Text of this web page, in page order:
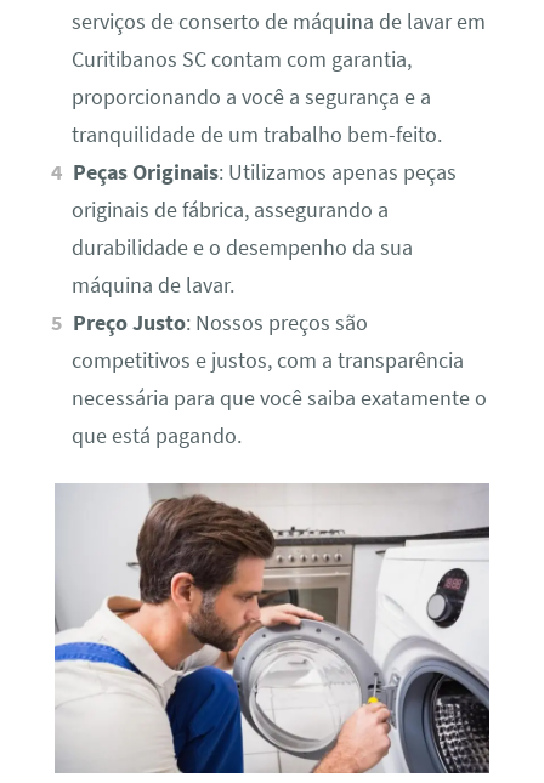
serviços de conserto de máquina de lavar em
Curitibanos SC contam com garantia,
proporcionando a você a segurança e a
tranquilidade de um trabalho bem-feito.
Peças Originais: Utilizamos apenas peças
originais de fábrica, assegurando a
durabilidade e o desempenho da sua
máquina de lavar.
Preço Justo: Nossos preços são
competitivos e justos, com a transparência
necessária para que você saiba exatamente o
que está pagando.